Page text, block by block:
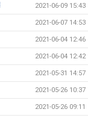
2021-06-09 15:43
2021-06-07 14:53
2021-06-04 12:46
2021-06-04 12:42
2021-05-31 14:57
2021-05-26 10:37
2021-05-26 09:11